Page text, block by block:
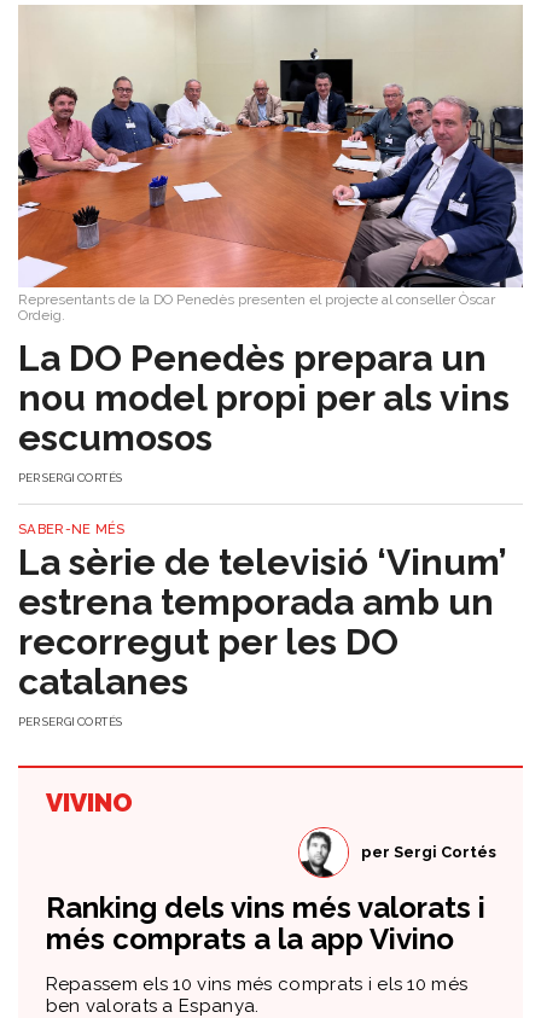
Representants de la DO Penedès presenten el projecte al conseller Òscar
Ordeig.
​La DO Penedès prepara un
nou model propi per als vins
escumosos
PERSERGI CORTÉS
SABER-NE MÉS
La sèrie de televisió ‘Vinum’
estrena temporada amb un
recorregut per les DO
catalanes
PERSERGI CORTÉS
VIVINO
per Sergi Cortés
Ranking dels vins més valorats i
més comprats a la app Vivino
Repassem els 10 vins més comprats i els 10 més
ben valorats a Espanya.